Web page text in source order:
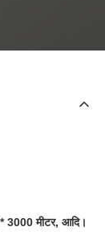
3000 मीटर, आदि।